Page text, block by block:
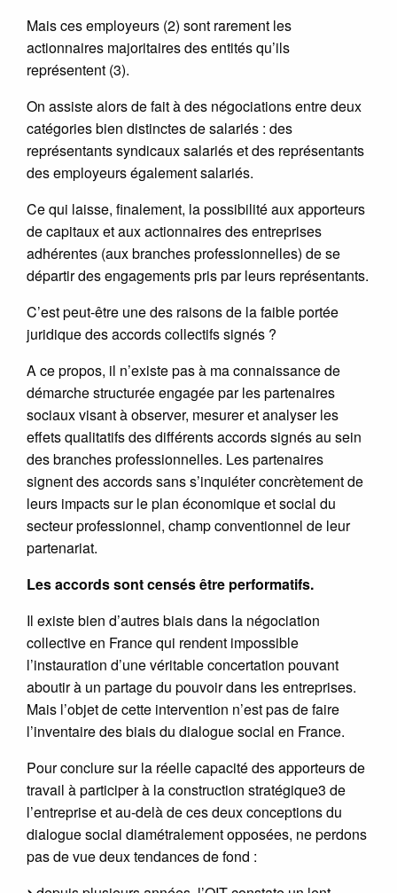
Mais ces employeurs (2) sont rarement les
actionnaires majoritaires des entités qu’ils
représentent (3).
On assiste alors de fait à des négociations entre deux
catégories bien distinctes de salariés : des
représentants syndicaux salariés et des représentants
des employeurs également salariés.
Ce qui laisse, finalement, la possibilité aux apporteurs
de capitaux et aux actionnaires des entreprises
adhérentes (aux branches professionnelles) de se
départir des engagements pris par leurs représentants.
C’est peut-être une des raisons de la faible portée
juridique des accords collectifs signés ?
A ce propos, il n’existe pas à ma connaissance de
démarche structurée engagée par les partenaires
sociaux visant à observer, mesurer et analyser les
effets qualitatifs des différents accords signés au sein
des branches professionnelles. Les partenaires
signent des accords sans s’inquiéter concrètement de
leurs impacts sur le plan économique et social du
secteur professionnel, champ conventionnel de leur
partenariat.
Les accords sont censés être performatifs.
Il existe bien d’autres biais dans la négociation
collective en France qui rendent impossible
l’instauration d’une véritable concertation pouvant
aboutir à un partage du pouvoir dans les entreprises.
Mais l’objet de cette intervention n’est pas de faire
l’inventaire des biais du dialogue social en France.
Pour conclure sur la réelle capacité des apporteurs de
travail à participer à la construction stratégique3 de
l’entreprise et au-delà de ces deux conceptions du
dialogue social diamétralement opposées, ne perdons
pas de vue deux tendances de fond :